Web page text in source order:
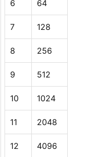
6 64
7 128
8 256
9 512
10 1024
11 2048
12 4096